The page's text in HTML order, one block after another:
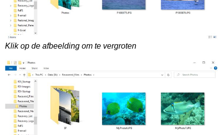
Klik op de afbeelding om te vergroten